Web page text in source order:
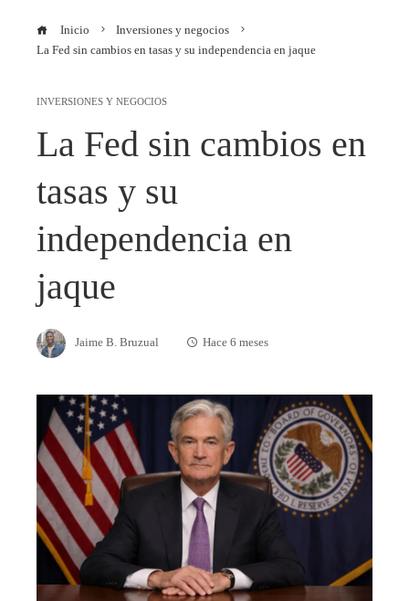
Inicio
Inversiones y negocios
La Fed sin cambios en tasas y su independencia en jaque
INVERSIONES Y NEGOCIOS
La Fed sin cambios en
tasas y su
independencia en
jaque
Jaime B. Bruzual Hace 6 meses